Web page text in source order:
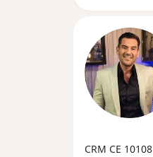
CRM CE 10108